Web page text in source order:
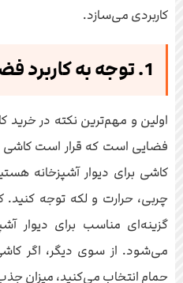
کاربردی می‌سازد.
1. توجه به کاربرد فضا
فضایی است که قرار است کاشی
کاشی برای دیوار آشپزخانه
چربی، حرارت و لکه توجه کنید.
گزینه‌ای مناسب برای دیوار
می‌شود. از سوی دیگر، اگر
حمام انتخاب می‌کنید، میزان